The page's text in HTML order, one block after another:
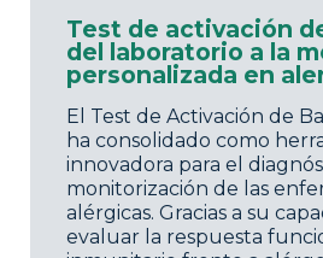
Test de activación
del laboratorio a la
personalizada en
El Test de Activación de
ha consolidado como
innovadora para el
monitorización de las
alérgicas. Gracias a su
evaluar la respuesta